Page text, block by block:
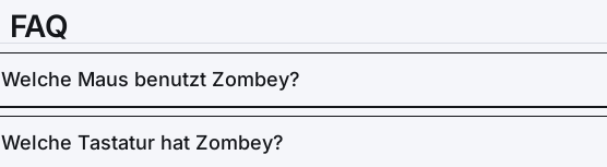
FAQ
Welche Maus benutzt Zombey?
Welche Tastatur hat Zombey?